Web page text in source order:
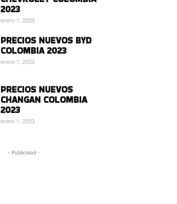
2023
enero 1, 2023
PRECIOS NUEVOS BYD
COLOMBIA 2023
enero 1, 2023
PRECIOS NUEVOS
CHANGAN COLOMBIA
2023
enero 1, 2023
- Publicidad -